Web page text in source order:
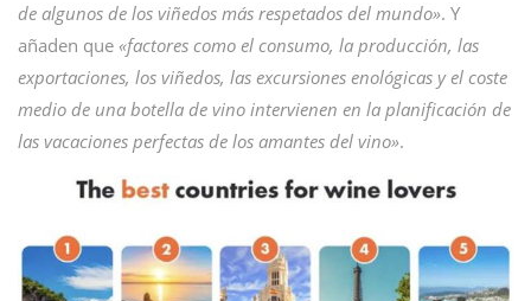
de algunos de los viñedos más respetados del mundo». Y
añaden que «factores como el consumo, la producción, las
exportaciones, los viñedos, las excursiones enológicas y el coste
medio de una botella de vino intervienen en la planificación de
las vacaciones perfectas de los amantes del vino».